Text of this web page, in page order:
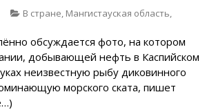
В стране, Мангистауская область,
обсуждается фото, на котором
добывающей нефть в Каспийском
неизвестную рыбу диковинного
морского ската, пишет